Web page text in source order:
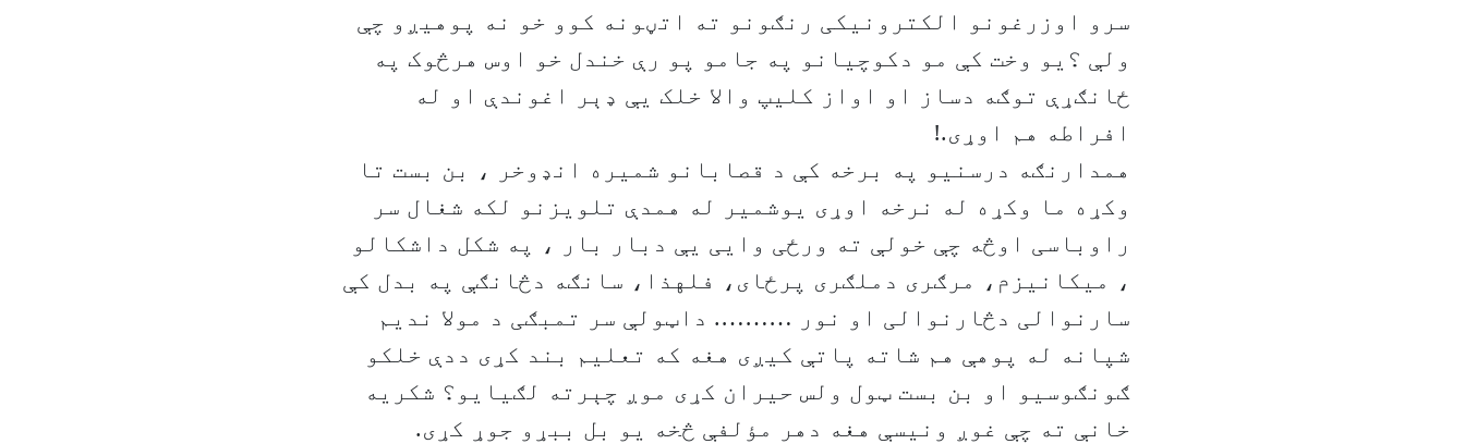
سرو اوزرغونو الکترونیکی رنګونو ته اتڼونه کوو خو نه پوهیږو چې
ولې ؟یو وخت کې مو دکوچیانو په جامو پو رې خندل خو اوس هرڅوک په
ځانګړې توګه دساز او اواز کلیپ والا خلک یې ډېر اغوندې او له
افراطه هم اوړی.!
همدارنګه درسنیو په برخه کې د قصابانو شمیره انډوخر ، بن بست تا
وکړه ما وکړه له نرخه اوړی یوشمیر له همدې تلویزنو لکه شغال سر
راوباسی اوڅه چې خولې ته ورځی وایی یې دبار بار ، په شکل داشکالو
، میکانیزم، مرګری دملګری پرځای، فلهذا، سانګه دڅانګې په بدل کې
سارنوالی دڅارنوالی او نور ………. داټولې سر تمبګی د مولا ندیم
شپانه له پوهې هم شاته پاتې کیږی هغه که تعلیم بند کړی ددې خلکو
ګونګوسیو او بن بست ټول ولس حیران کړی موږ چېرته لګیایو؟ شکریه
خانې ته چې غوږ ونیسې هغه دهر مؤلفې څخه یو بل ببړو جوړ کړی.